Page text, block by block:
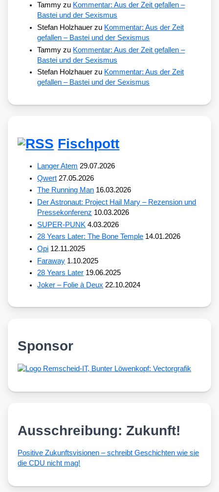
Tammy zu Kommentar: Aus der Zeit gefallen –
Bastei und der Sexismus
Stefan Holzhauer zu Kommentar: Aus der Zeit
gefallen – Bastei und der Sexismus
Tammy zu Kommentar: Aus der Zeit gefallen –
Bastei und der Sexismus
Stefan Holzhauer zu Kommentar: Aus der Zeit
gefallen – Bastei und der Sexismus
Fischpott
Langer Atem 29.07.2026
Qwert 27.05.2026
The Running Man 16.03.2026
Der Astronaut: Project Hail Mary – Rezension und
Pressekonferenz 10.03.2026
SUPER-PUNK 4.03.2026
28 Years Later: The Bone Temple 14.01.2026
Opi 12.11.2025
Faraway 1.10.2025
28 Years Later 19.06.2025
Joker – Folie à Deux 22.10.2024
Sponsor
Ausschreibung: Zukunft!
Posi­ti­ve Zukunfts­vi­sio­nen – schreibt Geschich­ten wie sie
die CDU nicht mag!